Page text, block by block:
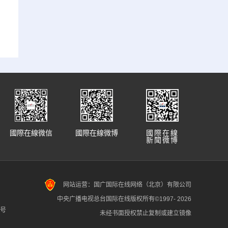
國際在線
新聞微博
國際在線微博
國際在線微信
网站运营：国广国际在线网络（北京）有限公司
中央广播电视总台国际在线版权所有©1997- 2026
未经书面授权禁止复制或建立镜像